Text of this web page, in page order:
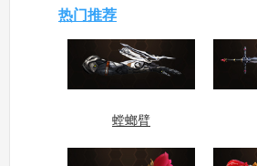
热门推荐
螳螂臂